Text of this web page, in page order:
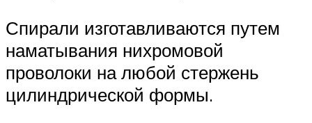
Спирали изготавливаются путем
наматывания нихромовой
проволоки на любой стержень
цилиндрической формы.